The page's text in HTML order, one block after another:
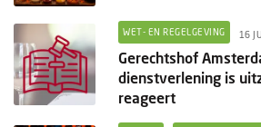
WET- EN REGELGEVING 16
Gerechtshof
dienstverlening is
reageert